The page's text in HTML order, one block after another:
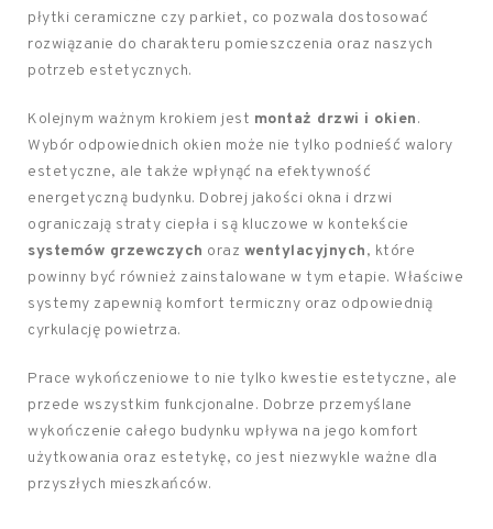
płytki ceramiczne czy parkiet, co pozwala dostosować
rozwiązanie do charakteru pomieszczenia oraz naszych
potrzeb estetycznych.
Kolejnym ważnym krokiem jest montaż drzwi i okien.
Wybór odpowiednich okien może nie tylko podnieść walory
estetyczne, ale także wpłynąć na efektywność
energetyczną budynku. Dobrej jakości okna i drzwi
ograniczają straty ciepła i są kluczowe w kontekście
systemów grzewczych oraz wentylacyjnych, które
powinny być również zainstalowane w tym etapie. Właściwe
systemy zapewnią komfort termiczny oraz odpowiednią
cyrkulację powietrza.
Prace wykończeniowe to nie tylko kwestie estetyczne, ale
przede wszystkim funkcjonalne. Dobrze przemyślane
wykończenie całego budynku wpływa na jego komfort
użytkowania oraz estetykę, co jest niezwykle ważne dla
przyszłych mieszkańców.